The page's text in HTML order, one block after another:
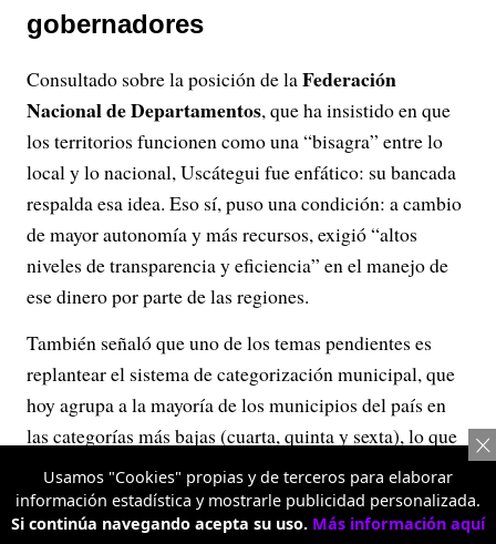
gobernadores
Consultado sobre la posición de laFederación
Nacional de Departamentos, que ha insistido en que
los territorios funcionen como una “bisagra” entre lo
local y lo nacional, Uscátegui fue enfático: su bancada
respalda esa idea. Eso sí, puso una condición: a cambio
de mayor autonomía y más recursos, exigió “altos
niveles de transparencia y eficiencia” en el manejo de
ese dinero por parte de las regiones.
También señaló que uno de los temas pendientes es
replantear el sistema de categorización municipal, que
hoy agrupa a la mayoría de los municipios del país en
las categorías más bajas (cuarta, quinta y sexta), lo que
en la práctica, según comenta, impide diferenciar
realmente las necesidades de cada territorio.
Usamos "Cookies" propias y de terceros para elaborar
información estadística y mostrarle publicidad personalizada.
Si continúa navegando acepta su uso. Más información aquí